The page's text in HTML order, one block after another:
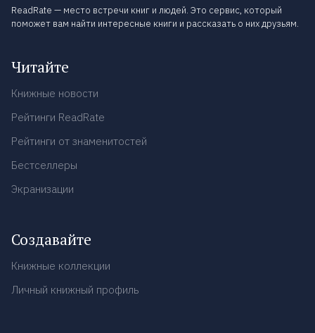
ReadRate — место встречи книг и людей. Это сервис, который
поможет вам найти интересные книги и рассказать о них друзьям.
Читайте
Книжные новости
Рейтинги ReadRate
Рейтинги от знаменитостей
Бестселлеры
Экранизации
Создавайте
Книжные коллекции
Личный книжный профиль